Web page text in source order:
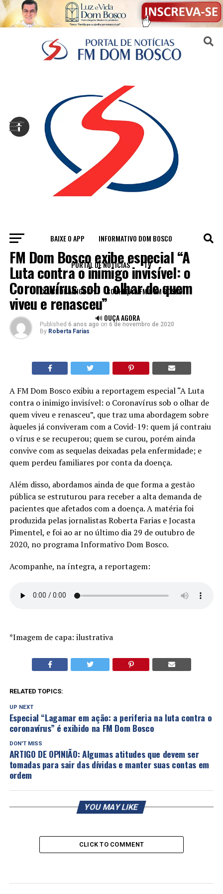
BAIXE O APP INFORMATIVO DOM BOSCO
PORTAL DE NOTÍCIAS TV
CLUBE DE AMIGOS CONHEÇA A FM DOM BOSCO
🔊 OUÇA AGORA
NOTÍCIAS
FM Dom Bosco exibe especial “A
Luta contra o inimigo invisível: o
Coronavírus sob o olhar de quem
viveu e renasceu”
Published 6 anos ago on 6 de novembro de 2020
By Roberta Farias
A FM Dom Bosco exibiu a reportagem especial “A Luta
contra o inimigo invisível: o Coronavírus sob o olhar de
quem viveu e renasceu”, que traz uma abordagem sobre
àqueles já conviveram com a Covid-19: quem já contraiu
o vírus e se recuperou; quem se curou, porém ainda
convive com as sequelas deixadas pela enfermidade; e
quem perdeu familiares por conta da doença.
Além disso, abordamos ainda de que forma a gestão
pública se estruturou para receber a alta demanda de
pacientes que afetados com a doença. A matéria foi
produzida pelas jornalistas Roberta Farias e Jocasta
Pimentel, e foi ao ar no último dia 29 de outubro de
2020, no programa Informativo Dom Bosco.
Acompanhe, na íntegra, a reportagem:
*Imagem de capa: ilustrativa
RELATED TOPICS:
UP NEXT
Especial “Lagamar em ação: a periferia na luta contra o
coronavírus” é exibido na FM Dom Bosco
DON'T MISS
ARTIGO DE OPINIÃO: Algumas atitudes que devem ser
tomadas para sair das dívidas e manter suas contas em
ordem
YOU MAY LIKE
CLICK TO COMMENT
Sair da versão mobile